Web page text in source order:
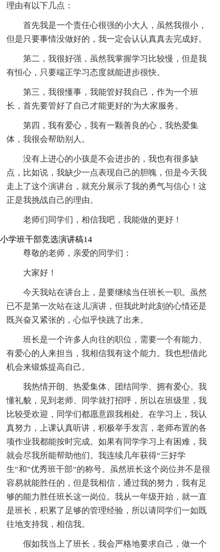
理由有以下几点：
首先我是一个责任心很强的小大人，虽然我很小，
但是只要事情没做好的，我一定会认认真真去完成好。
第二，我很好强，虽然我掌握学习比较慢，但是我
有恒心，只要端正学习态度就能进步很快。
第三，我很懂事，我能管好我自己，作为一个班
长，首先要管好了自己才能更好的'为大家服务。
第四，我有爱心，我有一颗善良的心，我热爱集
体，我很会帮助别人。
没有上进心的小孩是不会进步的，我也有很多缺
点，比如说，我缺少一点表现自己的胆魄，但是今天我
走上了这个演讲台，就充分展示了我的勇气与信心！这
正是我挑战自己的理由。
老师们同学们，相信我吧，我能做的更好！
小学班干部竞选演讲稿14
尊敬的老师，亲爱的同学们：
大家好！
今天我站在讲台上，是要继续当任班长一职。虽然
已不是第一次站在这儿演讲，但我此时此刻的心情还是
既兴奋又紧张的，心似乎快跳了出来。
班长是一个许多人向往的职位，需要一个有能力、
有爱心的人来担当，我相信我有这个能力。我也想借此
机会来锻炼提高自己。
我热情开朗、热爱集体、团结同学、拥有爱心。我
懂礼貌，见到老师、同学就打招呼，所以在班级里，我
比较受欢迎，同学们都愿意跟我相处。在学习上，我认
真努力，上课认真听讲，积极举手发言，老师布置的各
项作业我都能按时完成。如果有同学学习上有困难，我
就会尽我所能帮助他们。我连续几年获得“三好学
生“和“优秀班干部“的称号。虽然班长这个岗位并不是很
容易就能胜任的，但是我相信，通过我的努力，我有足
够的能力胜任班长这一岗位。我从一年级开始，就一直
是班长，积累了足够的管理经验，所以请同学们一如既
往地支持我，相信我。
假如我当上了班长，我会严格地要求自己，做一个